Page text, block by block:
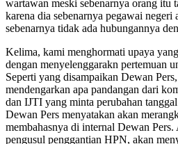
wartawan meski sebenarnya orang itu
karena dia sebenarnya pegawai
sebenarnya tidak ada hubungannya
Kelima, kami menghormati upaya
dengan menyelenggarakn pertemuan
Seperti yang disampaikan Dewan
mendengarkan apa pandangan dari
dan IJTI yang minta perubahan
Dewan Pers menyatakan akan
membahasnya di internal Dewan
pengusul penggantian HPN, akan